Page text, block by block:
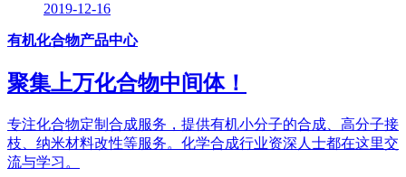
2019-12-16
有机化合物产品中心
聚集上万化合物中间体！
专注化合物定制合成服务，提供有机小分子的合成、高分子接
枝、纳米材料改性等服务。化学合成行业资深人士都在这里交
流与学习。